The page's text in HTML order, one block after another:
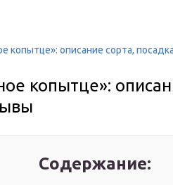
копытце»: описание сорта,
копытце»:
Содержание: